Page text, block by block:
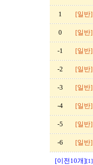
1 [일반]
0 [일반]
-1 [일반]
-2 [일반]
-3 [일반]
-4 [일반]
-5 [일반]
-6 [일반]
[이전10개][1]